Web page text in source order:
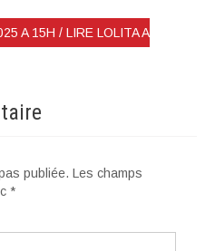
A 15H / LIRE LOLITA A
publiée. Les champs
*